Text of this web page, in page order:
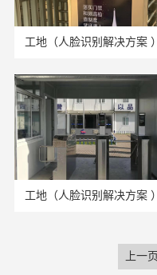
工地（人脸识别解决方案 ）
工地（人脸识别解决方案 ）